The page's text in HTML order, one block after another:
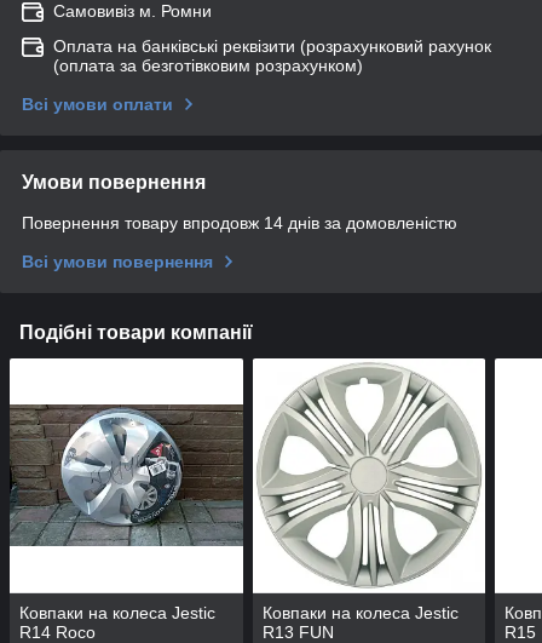
Самовивіз м. Ромни
Оплата на банківські реквізити (розрахунковий рахунок
(оплата за безготівковим розрахунком)
Всі умови оплати
Умови повернення
Повернення товару впродовж 14 днів за домовленістю
Всі умови повернення
Подібні товари компанії
Ковпаки на колеса Jestic
R14 Roco
Ковпаки на колеса Jestic
R13 FUN
R15